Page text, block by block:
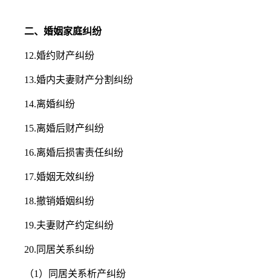
二、婚姻家庭纠纷
12.婚约财产纠纷
13.婚内夫妻财产分割纠纷
14.离婚纠纷
15.离婚后财产纠纷
16.离婚后损害责任纠纷
17.婚姻无效纠纷
18.撤销婚姻纠纷
19.夫妻财产约定纠纷
20.同居关系纠纷
（1）同居关系析产纠纷